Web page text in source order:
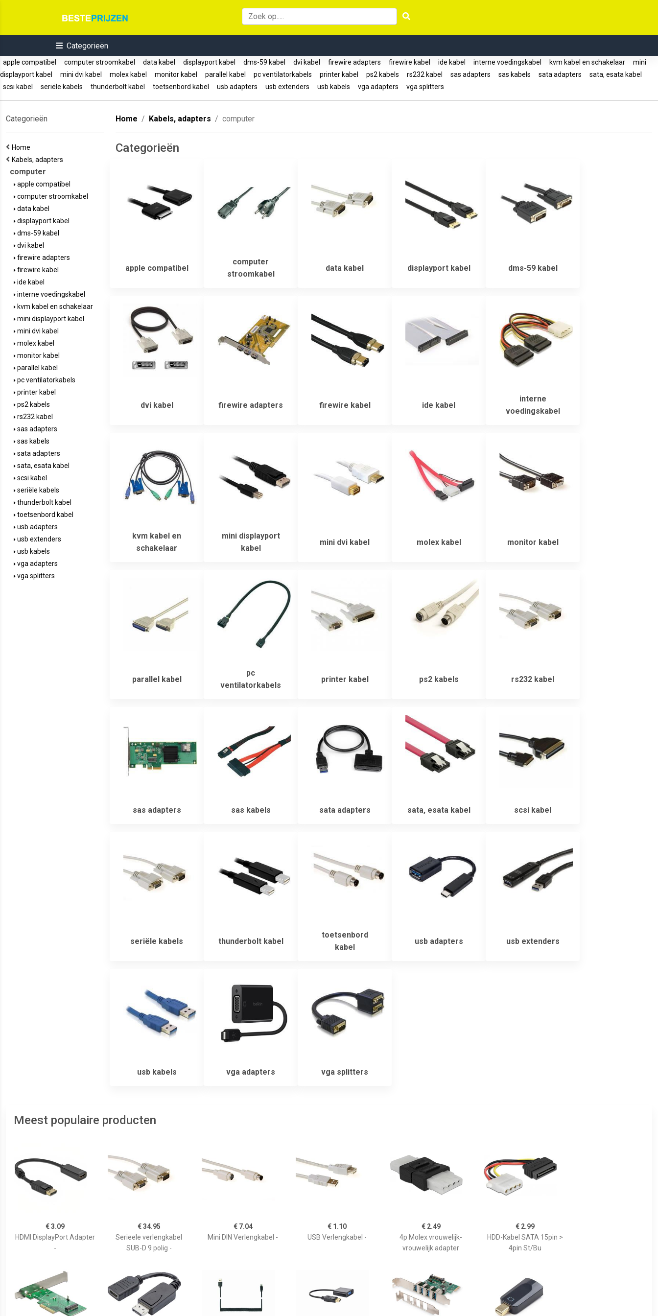
Categorieën
apple compatibel computer stroomkabel data kabel displayport kabel dms-59 kabel dvi kabel firewire adapters firewire kabel ide kabel interne voedingskabel kvm kabel en schakelaar
mini
displayport kabel
mini dvi kabel molex kabel monitor kabel parallel kabel pc ventilatorkabels printer kabel ps2 kabels rs232 kabel sas adapters sas kabels sata adapters
sata, esata kabel
scsi kabel
seriële kabels thunderbolt kabel toetsenbord kabel usb adapters usb extenders usb kabels vga adapters vga splitters
Categorieën
Home
Kabels, adapters
computer
apple compatibel
computer stroomkabel
data kabel
displayport kabel
dms-59 kabel
dvi kabel
firewire adapters
firewire kabel
ide kabel
interne voedingskabel
kvm kabel en schakelaar
mini displayport kabel
mini dvi kabel
molex kabel
monitor kabel
parallel kabel
pc ventilatorkabels
printer kabel
ps2 kabels
rs232 kabel
sas adapters
sas kabels
sata adapters
sata, esata kabel
scsi kabel
seriële kabels
thunderbolt kabel
toetsenbord kabel
usb adapters
usb extenders
usb kabels
vga adapters
vga splitters
Home Kabels, adapters computer
Categorieën
apple compatibel
computer
stroomkabel
data kabel displayport kabel dms-59 kabel
dvi kabel firewire adapters firewire kabel ide kabel
interne
voedingskabel
kvm kabel en
schakelaar
mini displayport
kabel
mini dvi kabel molex kabel monitor kabel
parallel kabel
pc
ventilatorkabels
printer kabel ps2 kabels rs232 kabel
sas adapters sas kabels sata adapters sata, esata kabel scsi kabel
seriële kabels thunderbolt kabel
toetsenbord
kabel
usb adapters usb extenders
usb kabels vga adapters vga splitters
Meest populaire producten
€ 3.09
HDMI DisplayPort Adapter
-
€ 34.95
Serieele verlengkabel
SUB-D 9 polig -
€ 7.04
Mini DIN Verlengkabel -
€ 1.10
USB Verlengkabel -
€ 2.49
4p Molex vrouwelijk-
vrouwelijk adapter
€ 2.99
HDD-Kabel SATA 15pin >
4pin St/Bu